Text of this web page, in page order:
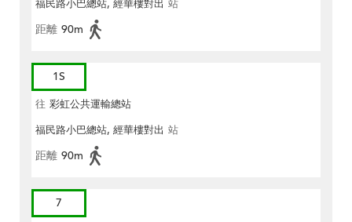
福民路小巴總站, 經華樓對出 站
距離 90m
1S
往 彩虹公共運輸總站
福民路小巴總站, 經華樓對出 站
距離 90m
7